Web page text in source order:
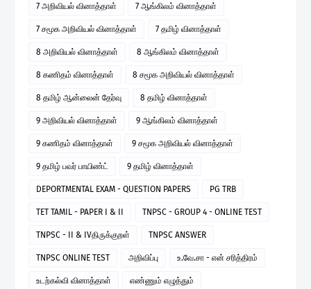
7 அறிவியல் வினாத்தாள் 7 ஆங்கிலம் வினாத்தாள்
7 சமூக அறிவியல் வினாத்தாள் 7 தமிழ் வினாத்தாள்
8 அறிவியல் வினாத்தாள் 8 ஆங்கிலம் வினாத்தாள்
8 கணிதம் வினாத்தாள் 8 சமூக அறிவியல் வினாத்தாள்
8 தமிழ் ஆன்லைன் தேர்வு 8 தமிழ் வினாத்தாள்
9 அறிவியல் வினாத்தாள் 9 ஆங்கிலம் வினாத்தாள்
9 கணிதம் வினாத்தாள் 9 சமூக அறிவியல் வினாத்தாள்
9 தமிழ் பவர் பாயிண்ட் 9 தமிழ் வினாத்தாள்
DEPORTMENTAL EXAM - QUESTION PAPERS PG TRB
TET TAMIL - PAPER I & II TNPSC - GROUP 4 - ONLINE TEST
TNPSC - II & IVதிருக்குறள் TNPSC ANSWER
TNPSC ONLINE TEST அறிவிப்பு உ.வே.சா - என் சரித்திரம்
உடற்கல்வி வினாத்தாள் எண்ணும் எழுத்தும்